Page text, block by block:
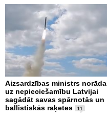
Aizsardzības ministrs norāda
uz nepieciešamību Latvijai
sagādāt savas spārnotās un
ballistiskās raķetes
11